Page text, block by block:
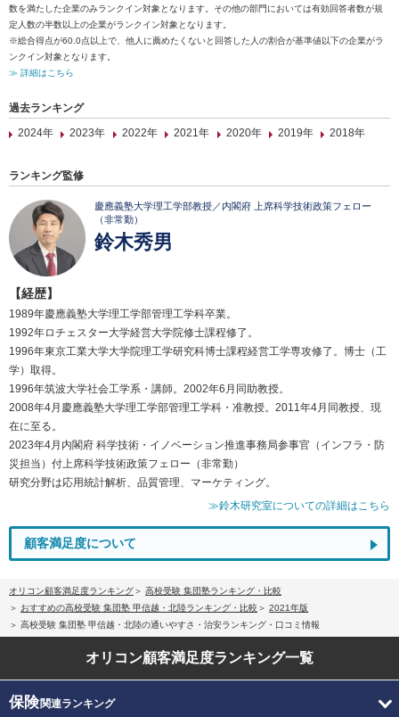
数を満たした企業のみランクイン対象となります。その他の部門においては有効回答者数が規
定人数の半数以上の企業がランクイン対象となります。
※総合得点が60.0点以上で、他人に薦めたくないと回答した人の割合が基準値以下の企業がラ
ンクイン対象となります。
≫ 詳細はこちら
過去ランキング
2024年
2023年 2022年 2021年 2020年 2019年 2018年
ランキング監修
慶應義塾大学理工学部教授／内閣府 上席科学技術政策フェロー
（非常勤）
鈴木秀男
【経歴】
1989年慶應義塾大学理工学部管理工学科卒業。
1992年ロチェスター大学経営大学院修士課程修了。
1996年東京工業大学大学院理工学研究科博士課程経営工学専攻修了。博士（工
学）取得。
1996年筑波大学社会工学系・講師。2002年6月同助教授。
2008年4月慶應義塾大学理工学部管理工学科・准教授。2011年4月同教授、現
在に至る。
2023年4月内閣府 科学技術・イノベーション推進事務局参事官（インフラ・防
災担当）付上席科学技術政策フェロー（非常勤）
研究分野は応用統計解析、品質管理、マーケティング。
≫鈴木研究室についての詳細はこちら
顧客満足度について
オリコン顧客満足度ランキング
高校受験 集団塾ランキング・比較
おすすめの高校受験 集団塾 甲信越・北陸ランキング・比較
2021年版
高校受験 集団塾 甲信越・北陸の通いやすさ・治安ランキング・口コミ情報
オリコン顧客満足度ランキング一覧
保険関連ランキング